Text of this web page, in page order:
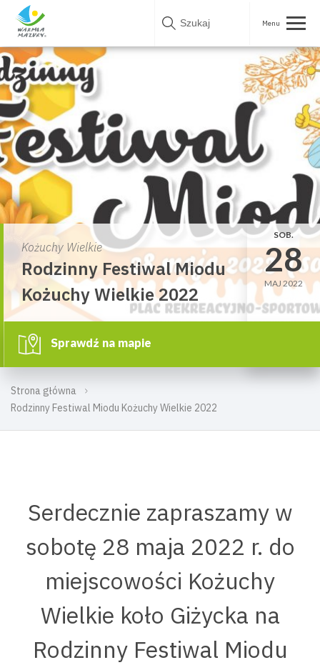
Skip
Strona główna
Rodzinny Festiwal Miodu Kożuchy Wielkie 2022
Kożuchy Wielkie
Rodzinny Festiwal Miodu
Kożuchy Wielkie 2022
SOB.
28
MAJ 2022
Sprawdź na mapie
Serdecznie zapraszamy w
sobotę 28 maja 2022 r. do
miejscowości Kożuchy
Wielkie koło Giżycka na
Rodzinny Festiwal Miodu